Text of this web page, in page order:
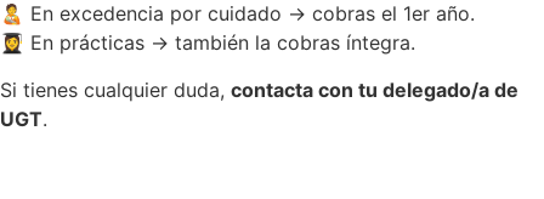
🧑‍🍼 En excedencia por cuidado → cobras el 1er año.
👩‍🎓 En prácticas → también la cobras íntegra.
Si tienes cualquier duda, contacta con tu delegado/a de
UGT.